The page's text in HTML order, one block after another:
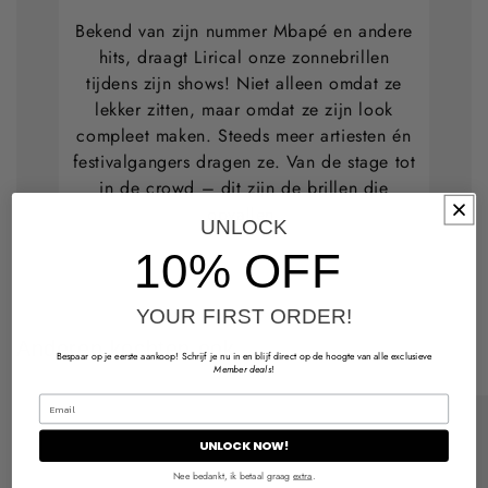
Bekend van zijn nummer Mbapé en andere
hits, draagt Lirical onze zonnebrillen
tijdens zijn shows! Niet alleen omdat ze
lekker zitten, maar omdat ze zijn look
compleet maken. Steeds meer artiesten én
festivalgangers dragen ze. Van de stage tot
in de crowd – dit zijn de brillen die
opvallen.
Anderen kochten ook
UNLOCK
10% OFF
YOUR FIRST ORDER!
Bespaar op je eerste aankoop! Schrijf je nu in en blijf direct op de hoogte van alle exclusieve
Member deals!
UNLOCK NOW!
Nee bedankt, ik betaal graagextra.